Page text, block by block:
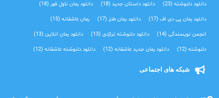
دانلود دلنوشته(23) دانلود داستان جدید(18) دانلود رمان ناول فور(18)
دانلود رمان پی دی اف(17) دانلود رمان طنز(17) رمان عاشقانه(15)
انجمن نویسندگی(14) دانلود دلنوشته تراژدی‌(13) دانلود رمان انلاین(13)
دلنوشته(12) دانلود رمان جدید عاشقانه(12) دانلود دلنوشته عاشقانه(12)
شبکه های اجتماعی